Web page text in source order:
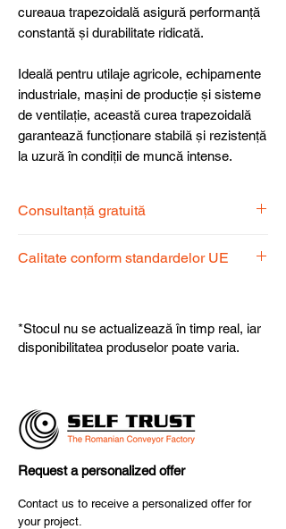
cureaua trapezoidală asigură performanță
constantă și durabilitate ridicată.
Ideală pentru utilaje agricole, echipamente
industriale, mașini de producție și sisteme
de ventilație, această curea trapezoidală
garantează funcționare stabilă și rezistență
la uzură în condiții de muncă intense.
Consultanță gratuită
dispoziție pentru a alege produsul
Calitate conform standardelor UE
fiabilitate și performanță superioară.
*Stocul nu se actualizează în timp real, iar
disponibilitatea produselor poate varia.
Request a personalized offer
Contact us to receive a personalized offer for
your project.